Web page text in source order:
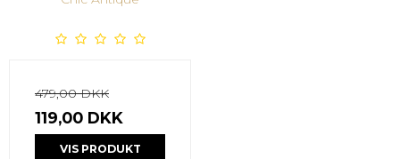
479,00 DKK
119,00 DKK
VIS PRODUKT